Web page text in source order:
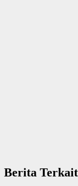
Berita Terkait